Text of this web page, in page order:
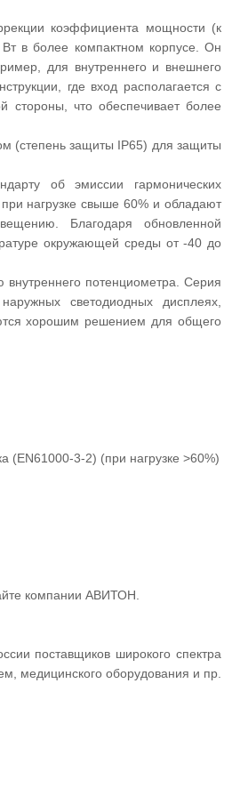
коэффициента мощности (к
в более компактном корпусе. Он
для внутреннего и внешнего
где вход располагается с
что обеспечивает более
(степень защиты IP65) для защиты
об эмиссии гармонических
нагрузке свыше 60% и обладают
Благодаря обновленной
окружающей среды от -40 до
потенциометра. Серия
светодиодных дисплеях,
хорошим решением для общего
(EN61000-3-2) (при нагрузке >60%)
компании АВИТОН.
поставщиков широкого спектра
медицинского оборудования и пр.